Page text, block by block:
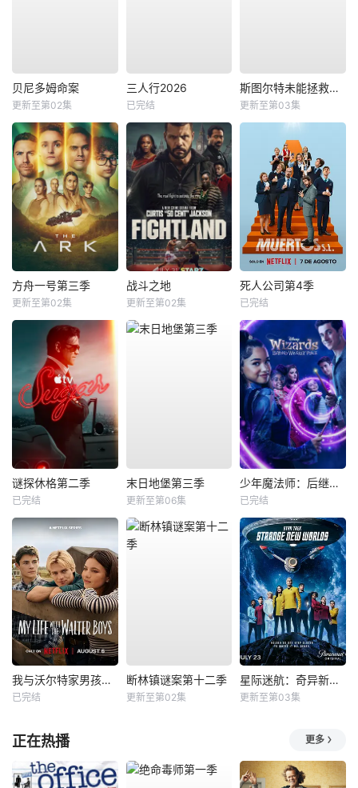
贝尼多姆命案
更新至第02集
三人行2026
已完结
斯图尔特未能拯救宇宙
更新至第03集
方舟一号第三季
更新至第02集
战斗之地
更新至第02集
死人公司第4季
已完结
谜探休格第二季
已完结
末日地堡第三季
更新至第06集
少年魔法师：后继者第三季
已完结
我与沃尔特家男孩的生活第三季
已完结
断林镇谜案第十二季
更新至第02集
星际迷航：奇异新世界第四季
更新至第03集
正在热播 更多